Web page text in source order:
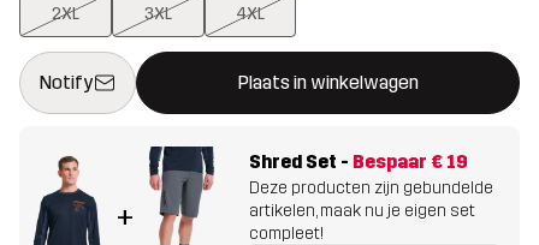
2XL 3XL 4XL
Notify Plaats in winkelwagen
Deze knop opent een modal met de bevestiging van een
{{size}} niet beschikbaar
+
Shred Set - Bespaar € 19
Deze producten zijn gebundelde
artikelen, maak nu je eigen set
compleet!